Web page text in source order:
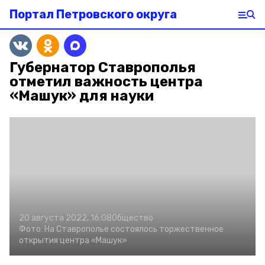
Портал Петровского округа
Губернатор Ставрополья
отметил важность центра
«Машук» для науки
20 августа 2022, 16:08Общество
Фото: На Ставрополье состоялось торжественное
открытия центра «Машук»